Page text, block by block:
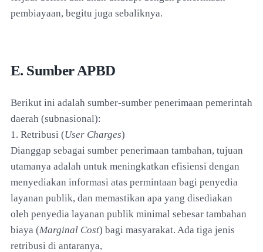
pembiayaan, begitu juga sebaliknya.
E. Sumber APBD
Berikut ini adalah sumber-sumber penerimaan pemerintah
daerah (subnasional):
1. Retribusi (User Charges)
Dianggap sebagai sumber penerimaan tambahan, tujuan
utamanya adalah untuk meningkatkan efisiensi dengan
menyediakan informasi atas permintaan bagi penyedia
layanan publik, dan memastikan apa yang disediakan
oleh penyedia layanan publik minimal sebesar tambahan
biaya (Marginal Cost) bagi masyarakat. Ada tiga jenis
retribusi di antaranya,